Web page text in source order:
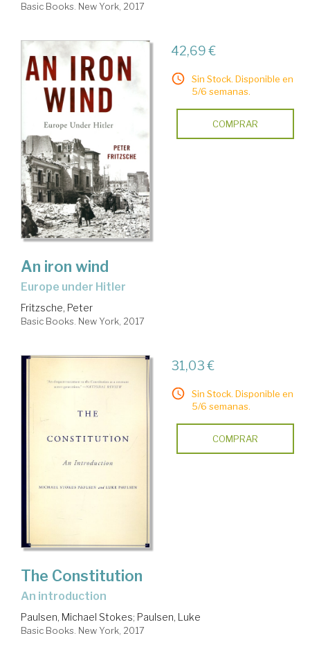
Basic Books. New York, 2017
42,69 €
Sin Stock. Disponible en
5/6 semanas.
COMPRAR
An iron wind
Europe under Hitler
Fritzsche, Peter
Basic Books. New York, 2017
31,03 €
Sin Stock. Disponible en
5/6 semanas.
COMPRAR
The Constitution
an introduction
Paulsen, Michael Stokes; Paulsen, Luke
Basic Books. New York, 2017